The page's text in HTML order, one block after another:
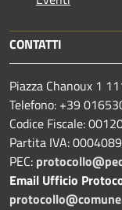
CONTATTI
Piazza Chanoux 1
Telefono: +39
Codice Fiscale:
Partita IVA:
PEC:
Email Ufficio